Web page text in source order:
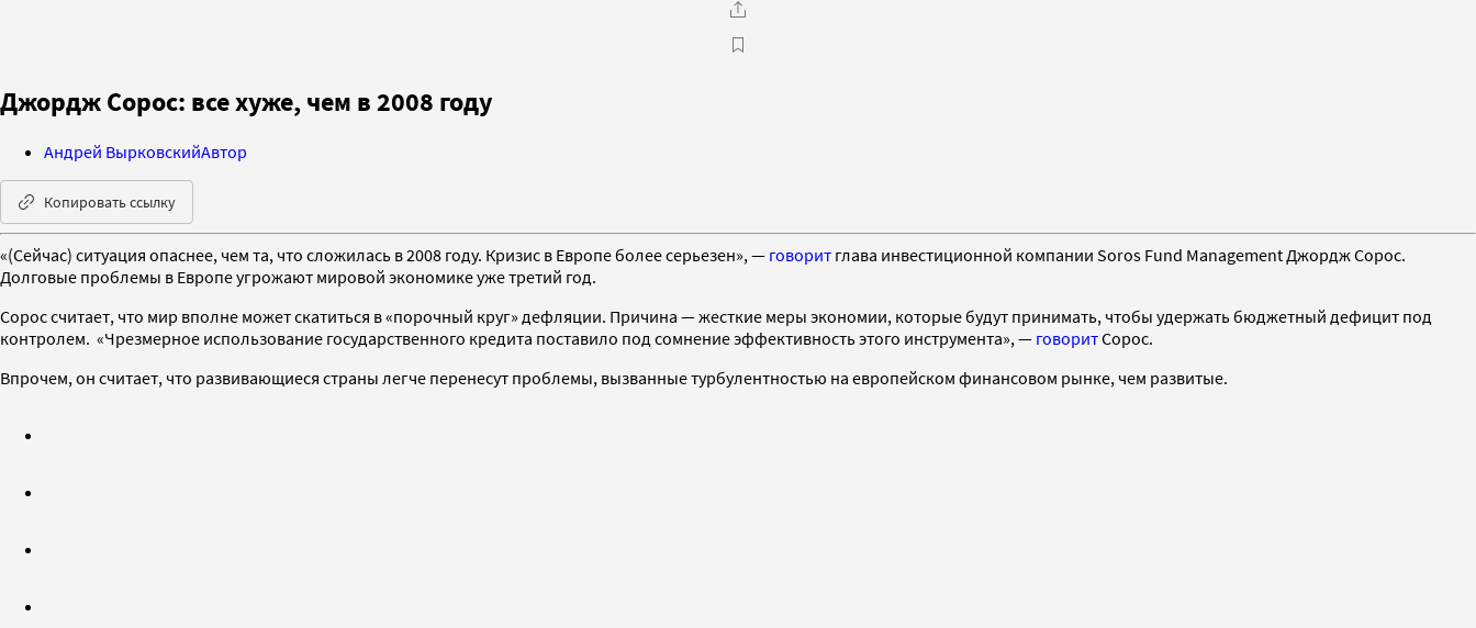
Джордж Сорос: все хуже, чем в 2008 году
Андрей ВырковскийАвтор
Копировать ссылку
«(Сейчас) ситуация опаснее, чем та, что сложилась в 2008 году. Кризис в Европе более серьезен», — говорит глава инвестиционной компании Soros Fund Management Джордж Сорос.
Долговые проблемы в Европе угрожают мировой экономике уже третий год.
Сорос считает, что мир вполне может скатиться в «порочный круг» дефляции. Причина — жесткие меры экономии, которые будут принимать, чтобы удержать бюджетный дефицит под
контролем. «Чрезмерное использование государственного кредита поставило под сомнение эффективность этого инструмента», — говоритСорос.
Впрочем, он считает, что развивающиеся страны легче перенесут проблемы, вызванные турбулентностью на европейском финансовом рынке, чем развитые.